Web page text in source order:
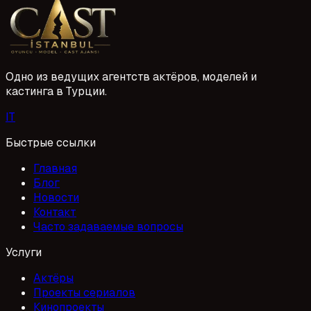
projelere yetenekli yüzler kazandırmak için sürekli yeni
başvurular değerlendirir. Siz de oyunculuk kariyerinize
Gaziantep'ten başlamak veya devam etmek istiyorsanız,
doğru adımları atarak hayallerinize ulaşabilirsiniz.
1 Mayıs 2026
Одно из ведущих агентств актёров, моделей и
кастинга в Турции.
IT
Быстрые ссылки
Главная
Блог
Новости
Контакт
Часто задаваемые вопросы
Услуги
Актёры
Проекты сериалов
Кинопроекты